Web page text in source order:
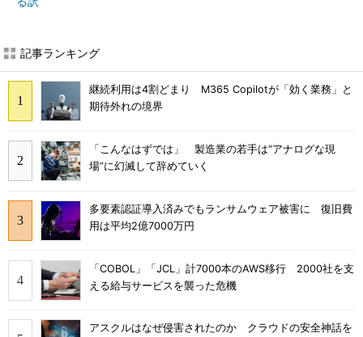
記事ランキング
継続利用は4割どまり M365 Copilotが「効く業務」と
期待外れの境界
「こんなはずでは」 製造業の若手は“アナログな現
場”に幻滅して辞めていく
多要素認証導入済みでもランサムウェア被害に 復旧費
用は平均2億7000万円
「COBOL」「JCL」計7000本のAWS移行 2000社を支
える給与サービスを襲った危機
アスクルはなぜ侵害されたのか クラウドの安全神話を